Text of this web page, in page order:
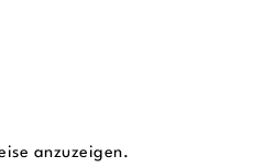
anzuzeigen.